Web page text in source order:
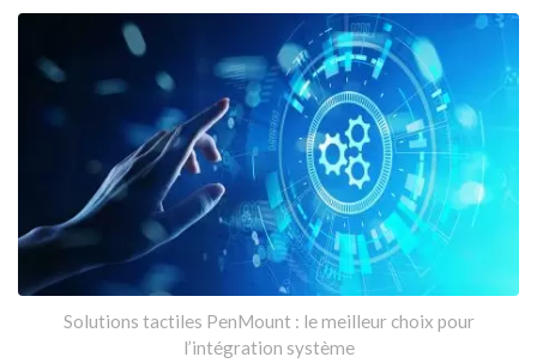
Solutions tactiles PenMount : le meilleur choix pour
l’intégration système